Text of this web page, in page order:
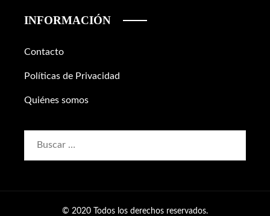
INFORMACIÓN
Contacto
Políticas de Privacidad
Quiénes somos
© 2020 Todos los derechos reservados.